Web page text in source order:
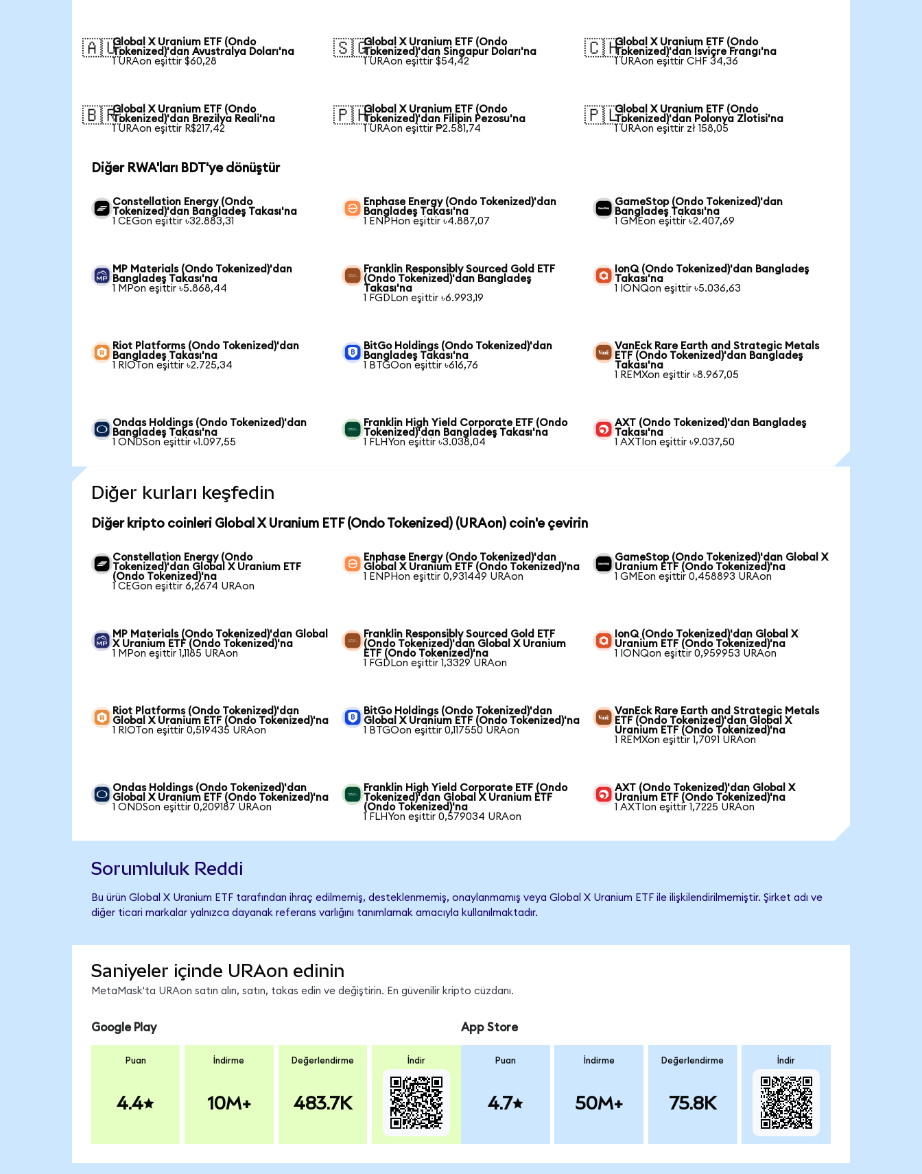
🇦🇺Global X Uranium ETF (Ondo
Tokenized)'dan Avustralya Doları'na
1 URAon eşittir $60,28
🇸🇬Global X Uranium ETF (Ondo
Tokenized)'dan Singapur Doları'na
1 URAon eşittir $54,42
🇨🇭Global X Uranium ETF (Ondo
Tokenized)'dan İsviçre Frangı'na
1 URAon eşittir CHF 34,36
🇧🇷Global X Uranium ETF (Ondo
Tokenized)'dan Brezilya Reali'na
1 URAon eşittir R$217,42
🇵🇭Global X Uranium ETF (Ondo
Tokenized)'dan Filipin Pezosu'na
1 URAon eşittir ₱2.581,74
🇵🇱Global X Uranium ETF (Ondo
Tokenized)'dan Polonya Zlotisi'na
1 URAon eşittir zł 158,05
Diğer RWA'ları BDT'ye dönüştür
Constellation Energy (Ondo
Tokenized)'dan Bangladeş Takası'na
1 CEGon eşittir ৳32.883,31
Enphase Energy (Ondo Tokenized)'dan
Bangladeş Takası'na
1 ENPHon eşittir ৳4.887,07
GameStop (Ondo Tokenized)'dan
Bangladeş Takası'na
1 GMEon eşittir ৳2.407,69
MP Materials (Ondo Tokenized)'dan
Bangladeş Takası'na
1 MPon eşittir ৳5.868,44
Franklin Responsibly Sourced Gold ETF
(Ondo Tokenized)'dan Bangladeş
Takası'na
1 FGDLon eşittir ৳6.993,19
IonQ (Ondo Tokenized)'dan Bangladeş
Takası'na
1 IONQon eşittir ৳5.036,63
Riot Platforms (Ondo Tokenized)'dan
Bangladeş Takası'na
1 RIOTon eşittir ৳2.725,34
BitGo Holdings (Ondo Tokenized)'dan
Bangladeş Takası'na
1 BTGOon eşittir ৳616,76
VanEck Rare Earth and Strategic Metals
ETF (Ondo Tokenized)'dan Bangladeş
Takası'na
1 REMXon eşittir ৳8.967,05
Ondas Holdings (Ondo Tokenized)'dan
Bangladeş Takası'na
1 ONDSon eşittir ৳1.097,55
Franklin High Yield Corporate ETF (Ondo
Tokenized)'dan Bangladeş Takası'na
1 FLHYon eşittir ৳3.038,04
AXT (Ondo Tokenized)'dan Bangladeş
Takası'na
1 AXTIon eşittir ৳9.037,50
Diğer kurları keşfedin
Diğer kripto coinleri Global X Uranium ETF (Ondo Tokenized) (URAon) coin'e çevirin
Constellation Energy (Ondo
Tokenized)'dan Global X Uranium ETF
(Ondo Tokenized)'na
1 CEGon eşittir 6,2674 URAon
Enphase Energy (Ondo Tokenized)'dan
Global X Uranium ETF (Ondo Tokenized)'na
1 ENPHon eşittir 0,931449 URAon
GameStop (Ondo Tokenized)'dan Global X
Uranium ETF (Ondo Tokenized)'na
1 GMEon eşittir 0,458893 URAon
MP Materials (Ondo Tokenized)'dan Global
X Uranium ETF (Ondo Tokenized)'na
1 MPon eşittir 1,1185 URAon
Franklin Responsibly Sourced Gold ETF
(Ondo Tokenized)'dan Global X Uranium
ETF (Ondo Tokenized)'na
1 FGDLon eşittir 1,3329 URAon
IonQ (Ondo Tokenized)'dan Global X
Uranium ETF (Ondo Tokenized)'na
1 IONQon eşittir 0,959953 URAon
Riot Platforms (Ondo Tokenized)'dan
Global X Uranium ETF (Ondo Tokenized)'na
1 RIOTon eşittir 0,519435 URAon
BitGo Holdings (Ondo Tokenized)'dan
Global X Uranium ETF (Ondo Tokenized)'na
1 BTGOon eşittir 0,117550 URAon
VanEck Rare Earth and Strategic Metals
ETF (Ondo Tokenized)'dan Global X
Uranium ETF (Ondo Tokenized)'na
1 REMXon eşittir 1,7091 URAon
Ondas Holdings (Ondo Tokenized)'dan
Global X Uranium ETF (Ondo Tokenized)'na
1 ONDSon eşittir 0,209187 URAon
Franklin High Yield Corporate ETF (Ondo
Tokenized)'dan Global X Uranium ETF
(Ondo Tokenized)'na
1 FLHYon eşittir 0,579034 URAon
AXT (Ondo Tokenized)'dan Global X
Uranium ETF (Ondo Tokenized)'na
1 AXTIon eşittir 1,7225 URAon
Sorumluluk Reddi
Bu ürün Global X Uranium ETF tarafından ihraç edilmemiş, desteklenmemiş, onaylanmamış veya Global X Uranium ETF ile ilişkilendirilmemiştir. Şirket adı ve
diğer ticari markalar yalnızca dayanak referans varlığını tanımlamak amacıyla kullanılmaktadır.
Saniyeler içinde URAon edinin
MetaMask'ta URAon satın alın, satın, takas edin ve değiştirin. En güvenilir kripto cüzdanı.
Google Play
Puan
4.4
İndirme
10M+
Değerlendirme
483.7K
İndir
App Store
Puan
4.7
İndirme
50M+
Değerlendirme
75.8K
İndir